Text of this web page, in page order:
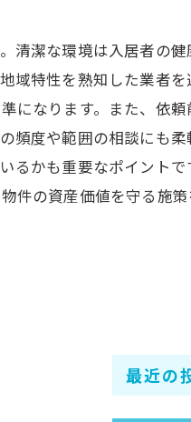
清潔な環境は入居者の
域特性を熟知した業者
になります。また、依
頻度や範囲の相談にも
るかも重要なポイント
の資産価値を守る施策
最近の